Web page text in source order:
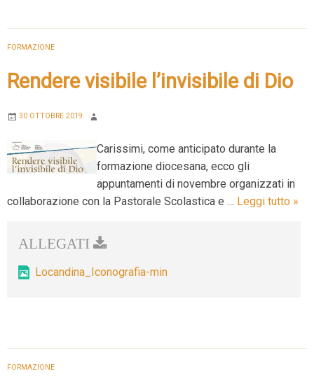
modulo
FORMAZIONE
Rendere visibile l’invisibile di Dio
30 OTTOBRE 2019
Carissimi, come anticipato durante la
formazione diocesana, ecco gli
appuntamenti di novembre organizzati in
collaborazione con la Pastorale Scolastica e … Leggi tutto »
Locandina_Iconografia-min
FORMAZIONE